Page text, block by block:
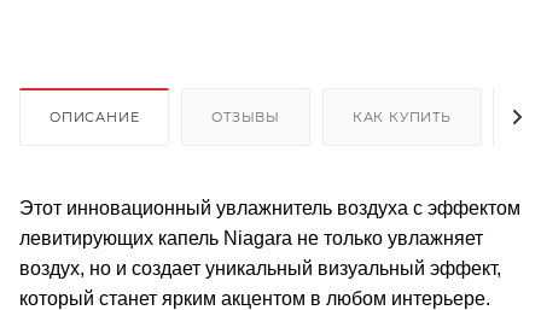
ОПИСАНИЕ ОТЗЫВЫ КАК КУПИТЬ
Этот инновационный увлажнитель воздуха с эффектом
левитирующих капель Niagara не только увлажняет
воздух, но и создает уникальный визуальный эффект,
который станет ярким акцентом в любом интерьере.